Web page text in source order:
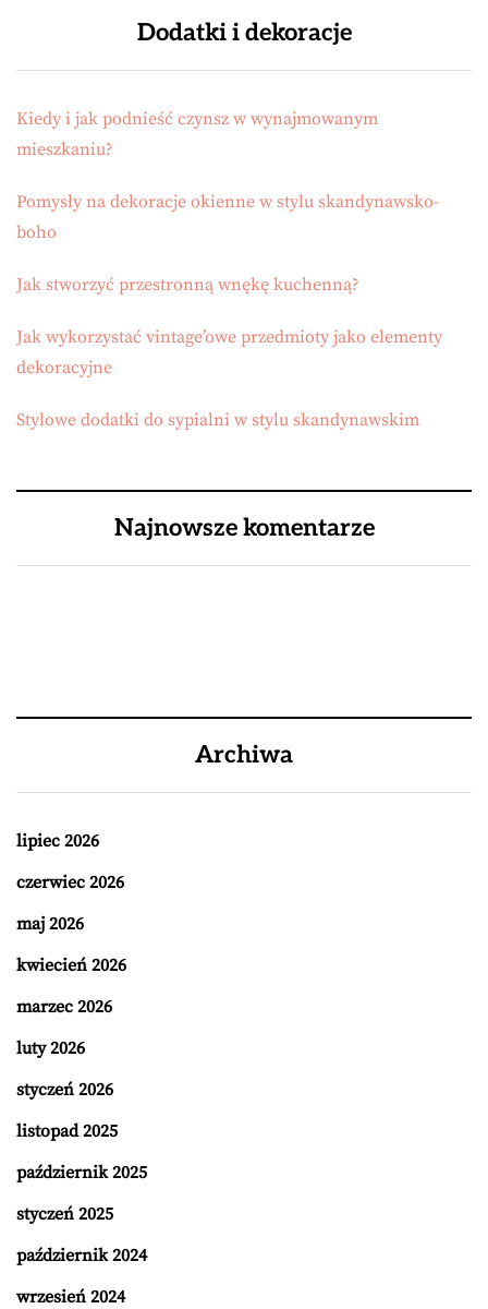
Dodatki i dekoracje
Kiedy i jak podnieść czynsz w wynajmowanym
mieszkaniu?
Pomysły na dekoracje okienne w stylu skandynawsko-
boho
Jak stworzyć przestronną wnękę kuchenną?
Jak wykorzystać vintage’owe przedmioty jako elementy
dekoracyjne
Stylowe dodatki do sypialni w stylu skandynawskim
Najnowsze komentarze
Archiwa
lipiec 2026
czerwiec 2026
maj 2026
kwiecień 2026
marzec 2026
luty 2026
styczeń 2026
listopad 2025
październik 2025
styczeń 2025
październik 2024
wrzesień 2024